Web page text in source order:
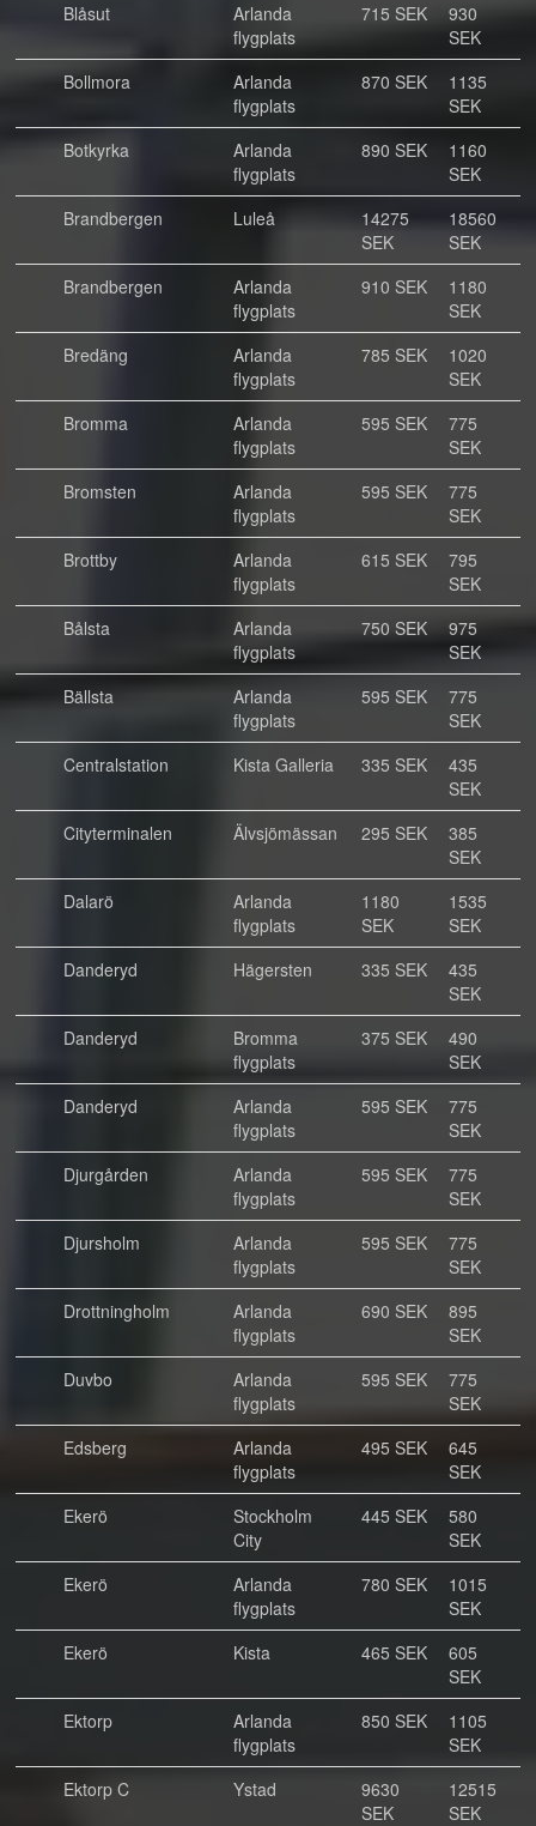
Blåsut
Arlanda
flygplats
715 SEK
930
SEK
Bollmora
Arlanda
flygplats
870 SEK
1135
SEK
Botkyrka
Arlanda
flygplats
890 SEK
1160
SEK
Brandbergen
Luleå
14275
SEK
18560
SEK
Brandbergen
Arlanda
flygplats
910 SEK
1180
SEK
Bredäng
Arlanda
flygplats
785 SEK
1020
SEK
Bromma
Arlanda
flygplats
595 SEK
775
SEK
Bromsten
Arlanda
flygplats
595 SEK
775
SEK
Brottby
Arlanda
flygplats
615 SEK
795
SEK
Bålsta
Arlanda
flygplats
750 SEK
975
SEK
Bällsta
Arlanda
flygplats
595 SEK
775
SEK
Centralstation
Kista Galleria 335 SEK
435
SEK
Cityterminalen
Älvsjömässan 295 SEK
385
SEK
Dalarö
Arlanda
flygplats
1180
SEK
1535
SEK
Danderyd
Hägersten 335 SEK
435
SEK
Danderyd
Bromma
flygplats
375 SEK
490
SEK
Danderyd
Arlanda
flygplats
595 SEK
775
SEK
Djurgården
Arlanda
flygplats
595 SEK
775
SEK
Djursholm
Arlanda
flygplats
595 SEK
775
SEK
Drottningholm
Arlanda
flygplats
690 SEK
895
SEK
Duvbo
Arlanda
flygplats
595 SEK
775
SEK
Edsberg
Arlanda
flygplats
495 SEK
645
SEK
Ekerö
Stockholm
City
445 SEK
580
SEK
Ekerö
Arlanda
flygplats
780 SEK
1015
SEK
Ekerö
Kista 465 SEK
605
SEK
Ektorp
Arlanda
flygplats
850 SEK
1105
SEK
Ektorp C
Ystad
9630
SEK
12515
SEK